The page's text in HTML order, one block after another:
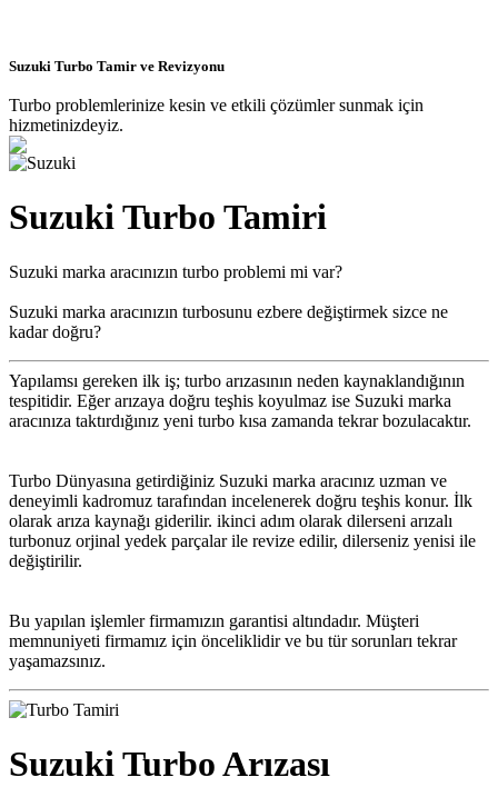
Suzuki Turbo Tamir ve Revizyonu
Turbo problemlerinize kesin ve etkili çözümler sunmak için
hizmetinizdeyiz.
Suzuki Turbo Tamiri
Suzuki marka aracınızın turbo problemi mi var?
Suzuki marka aracınızın turbosunu ezbere değiştirmek sizce ne
kadar doğru?
Yapılamsı gereken ilk iş; turbo arızasının neden kaynaklandığının
tespitidir. Eğer arızaya doğru teşhis koyulmaz ise Suzuki marka
aracınıza taktırdığınız yeni turbo kısa zamanda tekrar bozulacaktır.
Turbo Dünyasına getirdiğiniz Suzuki marka aracınız uzman ve
deneyimli kadromuz tarafından incelenerek doğru teşhis konur. İlk
olarak arıza kaynağı giderilir. ikinci adım olarak dilerseni arızalı
turbonuz orjinal yedek parçalar ile revize edilir, dilerseniz yenisi ile
değiştirilir.
Bu yapılan işlemler firmamızın garantisi altındadır. Müşteri
memnuniyeti firmamız için önceliklidir ve bu tür sorunları tekrar
yaşamazsınız.
Suzuki Turbo Arızası